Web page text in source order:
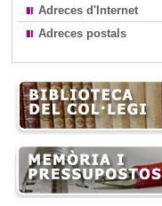
Adreces d'Internet
Adreces postals